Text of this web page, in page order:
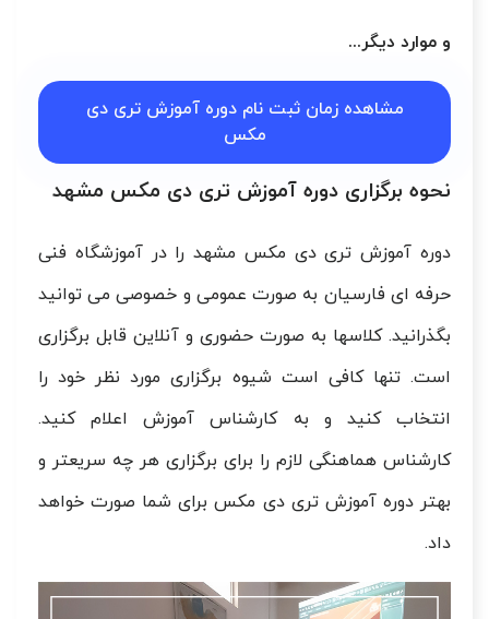
و موارد دیگر...
مشاهده زمان ثبت نام دوره آموزش تری دی
مکس
نحوه برگزاری دوره آموزش تری دی مکس مشهد
دوره آموزش تری دی مکس مشهد را در آموزشگاه فنی
حرفه ای فارسیان به صورت عمومی و خصوصی می توانید
بگذرانید. کلاسها به صورت حضوری و آنلاین قابل برگزاری
است. تنها کافی است شیوه برگزاری مورد نظر خود را
انتخاب کنید و به کارشناس آموزش اعلام کنید.
کارشناس هماهنگی لازم را برای برگزاری هر چه سریعتر و
بهتر دوره آموزش تری دی مکس برای شما صورت خواهد
داد.